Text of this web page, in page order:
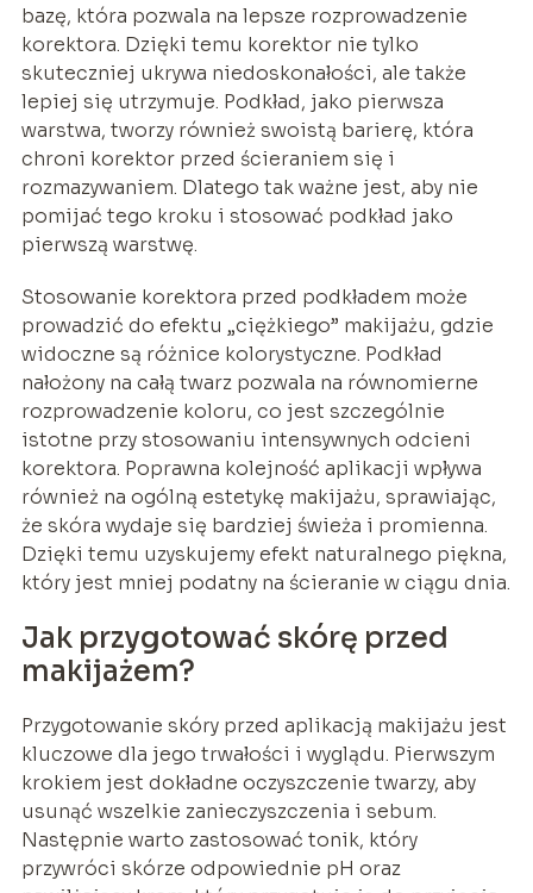
bazę, która pozwala na lepsze rozprowadzenie
korektora. Dzięki temu korektor nie tylko
skuteczniej ukrywa niedoskonałości, ale także
lepiej się utrzymuje. Podkład, jako pierwsza
warstwa, tworzy również swoistą barierę, która
chroni korektor przed ścieraniem się i
rozmazywaniem. Dlatego tak ważne jest, aby nie
pomijać tego kroku i stosować podkład jako
pierwszą warstwę.
Stosowanie korektora przed podkładem może
prowadzić do efektu „ciężkiego” makijażu, gdzie
widoczne są różnice kolorystyczne. Podkład
nałożony na całą twarz pozwala na równomierne
rozprowadzenie koloru, co jest szczególnie
istotne przy stosowaniu intensywnych odcieni
korektora. Poprawna kolejność aplikacji wpływa
również na ogólną estetykę makijażu, sprawiając,
że skóra wydaje się bardziej świeża i promienna.
Dzięki temu uzyskujemy efekt naturalnego piękna,
który jest mniej podatny na ścieranie w ciągu dnia.
Jak przygotować skórę przed
makijażem?
Przygotowanie skóry przed aplikacją makijażu jest
kluczowe dla jego trwałości i wyglądu. Pierwszym
krokiem jest dokładne oczyszczenie twarzy, aby
usunąć wszelkie zanieczyszczenia i sebum.
Następnie warto zastosować tonik, który
przywróci skórze odpowiednie pH oraz